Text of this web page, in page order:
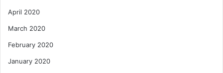
April 2020
March 2020
February 2020
January 2020